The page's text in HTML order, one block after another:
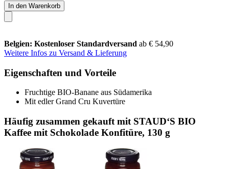
In den Warenkorb
Belgien: Kostenloser Standardversand ab € 54,90
Weitere Infos zu Versand & Lieferung
Eigenschaften und Vorteile
Fruchtige BIO-Banane aus Südamerika
Mit edler Grand Cru Kuvertüre
Häufig zusammen gekauft mit STAUD‘S BIO
Kaffee mit Schokolade Konfitüre, 130 g